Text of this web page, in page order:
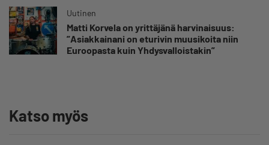
Uutinen
Matti Korvela on yrittäjänä harvinaisuus:
”Asiakkainani on eturivin muusikoita niin
Euroopasta kuin Yhdysvalloistakin”
Katso myös